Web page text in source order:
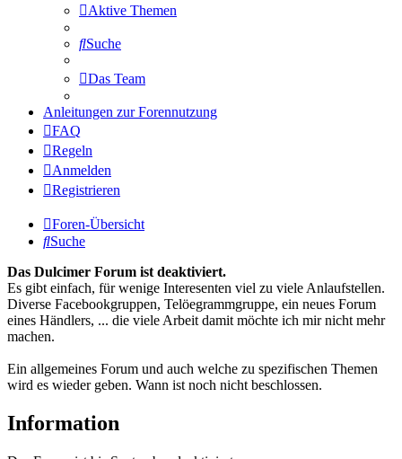
Aktive Themen
Suche
Das Team
Anleitungen zur Forennutzung
FAQ
Regeln
Anmelden
Registrieren
Foren-Übersicht
Suche
Das Dulcimer Forum ist deaktiviert.
Es gibt einfach, für wenige Interesenten viel zu viele Anlaufstellen.
Diverse Facebookgruppen, Telöegrammgruppe, ein neues Forum
eines Händlers, ... die viele Arbeit damit möchte ich mir nicht mehr
machen.
Ein allgemeines Forum und auch welche zu spezifischen Themen
wird es wieder geben. Wann ist noch nicht beschlossen.
Information